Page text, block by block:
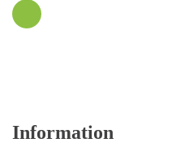
Information